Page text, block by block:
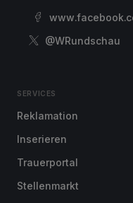
@WRundschau
SERVICES
Reklamation
Inserieren
Trauerportal
Stellenmarkt